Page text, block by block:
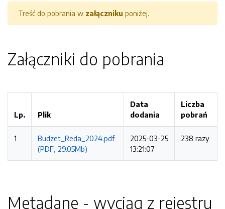
Treść do pobrania w załączniku poniżej.
Załączniki do pobrania
Lp. Plik
Data
dodania
Liczba
pobrań
1
Budzet_Reda_2024.pdf
(PDF, 29.05Mb)
2025-03-25
13:21:07
238 razy
Metadane - wyciąg z rejestru